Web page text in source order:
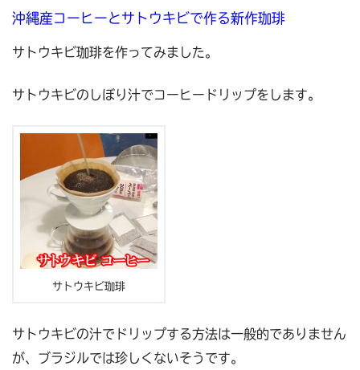
沖縄産コーヒーとサトウキビで作る新作珈琲
サトウキビ珈琲を作ってみました。
サトウキビのしぼり汁でコーヒードリップをします。
サトウキビ珈琲
サトウキビの汁でドリップする方法は一般的でありません
が、ブラジルでは珍しくないそうです。